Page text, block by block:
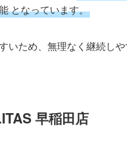
となっています。
いため、無理なく継続し
早稲田店